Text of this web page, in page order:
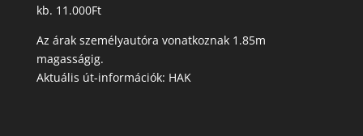
kb. 11.000Ft
Az árak személyautóra vonatkoznak 1.85m
magasságig.
Aktuális út-információk: HAK